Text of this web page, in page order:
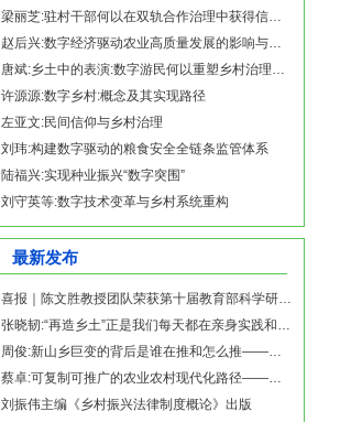
梁丽芝:驻村干部何以在双轨合作治理中获得信任？
赵后兴:数字经济驱动农业高质量发展的影响与路径研究
唐斌:乡土中的表演:数字游民何以重塑乡村治理共同体
许源源:数字乡村:概念及其实现路径
左亚文:民间信仰与乡村治理
刘玮:构建数字驱动的粮食安全全链条监管体系
陆福兴:实现种业振兴“数字突围”
刘守英等:数字技术变革与乡村系统重构
最新发布
喜报｜陈文胜教授团队荣获第十届教育部科学研究优秀成果奖（人文社会科学）
张晓韧:“再造乡土”正是我们每天都在亲身实践和探索的事业——《再造乡土:历史坐标地的
周俊:新山乡巨变的背后是谁在推和怎么推——《再造乡土:历史坐标地的新山乡巨变》新书发
蔡卓:可复制可推广的农业农村现代化路径——《再造乡土:历史坐标地的新山乡巨变》新书发
刘振伟主编《乡村振兴法律制度概论》出版